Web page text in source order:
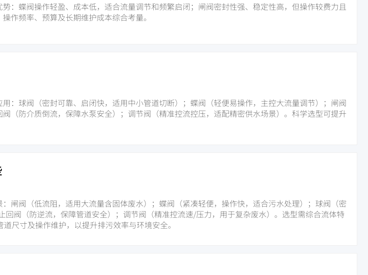
：蝶阀操作轻盈、成本低，适合流量调节和频繁启闭；闸阀密封性强、稳定性高，但操作较费力且
作频率、预算及长期维护成本综合考量。
：球阀（密封可靠、启闭快，适用中小管道切断）；蝶阀（轻便易操作，主控大流量调节）；闸阀
阀（防介质倒流，保障水泵安全）；调节阀（精准控流控压，适配精密供水场景）。科学选型可提升
闸阀（低流阻，适用大流量含固体废水）；蝶阀（紧凑轻便，操作快，适合污水处理）；球阀（密
回阀（防逆流，保障管道安全）；调节阀（精准控流速/压力，用于复杂废水）。选型需综合流体特
尺寸及操作维护，以提升排污效率与环境安全。